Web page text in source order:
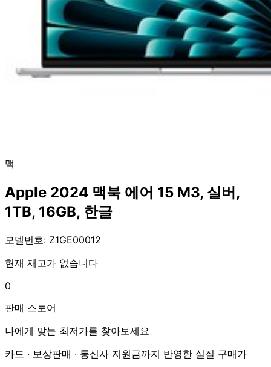
맥
Apple 2024 맥북 에어 15 M3, 실버,
1TB, 16GB, 한글
모델번호: Z1GE00012
현재 재고가 없습니다
0
판매 스토어
나에게 맞는 최저가를 찾아보세요
카드 · 보상판매 · 통신사 지원금까지 반영한 실질 구매가